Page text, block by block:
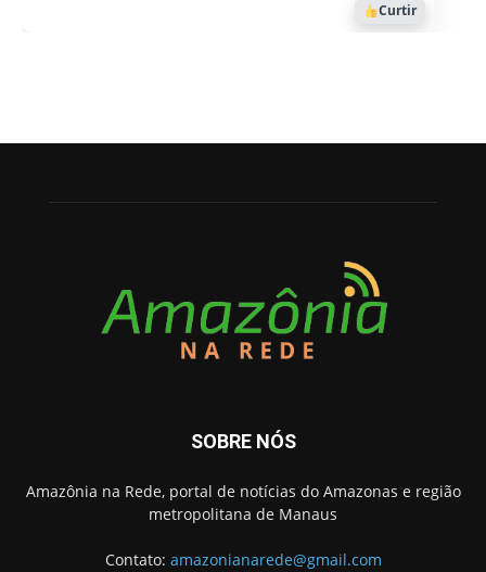
Curtir
SOBRE NÓS
Amazônia na Rede, portal de notícias do Amazonas e região
metropolitana de Manaus
Contato: amazonianarede@gmail.com